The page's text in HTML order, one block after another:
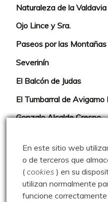
Naturaleza de la
Ojo Lince y Sra.
Paseos por las
Severinín
El Balcón de Judas
El Tumbarral de Avigamo
Gonzalo Alcalde Crespo
Rutas y excursiones con
Valdeolea. Río Camesa, la
En este sitio web
o de terceros que
(cookies ) en su
utilizan normalmente
funcione